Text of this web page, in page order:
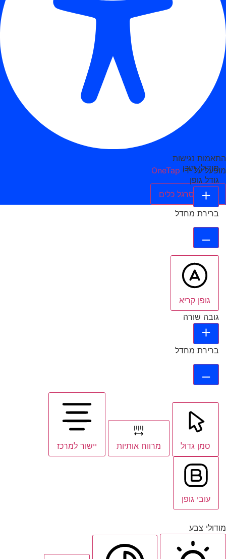
התאמות נגישות
מופעל על ידי OneTap
הסתר סרגל כלים
מודולי תוכן
גודל גופן
ברירת מחדל
גופן קריא
גובה שורה
ברירת מחדל
סמן גדול מרווח אותיות יישור למרכז
עובי גופן
מודולי צבע